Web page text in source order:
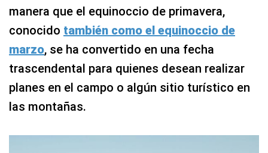
manera que el equinoccio de primavera,
conocido también como el equinoccio de
marzo, se ha convertido en una fecha
trascendental para quienes desean realizar
planes en el campo o algún sitio turístico en
las montañas.